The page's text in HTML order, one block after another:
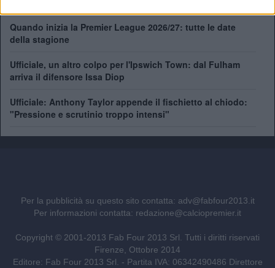
Quando inizia la Premier League 2026/27: tutte le date
della stagione
Ufficiale, un altro colpo per l'Ipswich Town: dal Fulham
arriva il difensore Issa Diop
Ufficiale: Anthony Taylor appende il fischietto al chiodo:
"Pressione e scrutinio troppo intensi"
Per la pubblicità su questo sito contatta: adv@fabfour2013.it
Per informazioni contatta: redazione@calciopremier.it
Copyright © 2001-2013 Fab Four 2013 Srl. Tutti i diritti riservati
Firenze, Ottobre 2014
Editore: Fab Four 2013 Srl. - Partita IVA: 06342490486 Direttore